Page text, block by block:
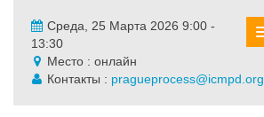
Среда, 25 Марта 2026 9:00 -
13:30
Место : онлайн
Контакты : pragueprocess@icmpd.org